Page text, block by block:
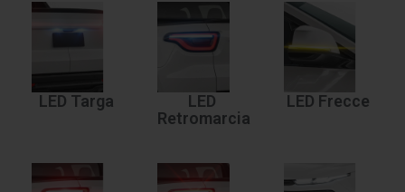
LED Targa
LED
Retromarcia
LED Frecce